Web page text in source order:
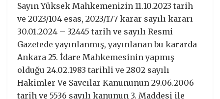
Sayın Yüksek Mahkemenizin 11.10.2023 tarih
ve 2023/104 esas, 2023/177 karar sayılı kararı
30.01.2024 – 32445 tarih ve sayılı Resmi
Gazetede yayınlanmış, yayınlanan bu kararda
Ankara 25. İdare Mahkemesinin yapmış
olduğu 24.02.1983 tarihli ve 2802 sayılı
Hakimler Ve Savcılar Kanununun 29.06.2006
tarih ve 5536 sayılı kanunun 3. Maddesi ile